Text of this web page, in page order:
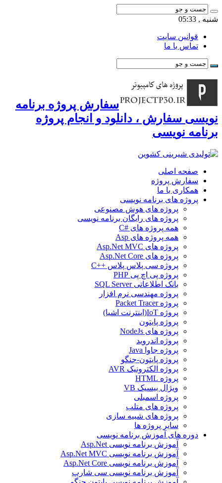
شنبه , 05:33
قوانین سایت
تماس با ما
سفارش پروژه برنامه
نویسی سفارش ، دانلود و انجام پروژه
برنامه نویسی
صفحه اصلی
سفارش پروژه
همکاری با ما
پروژه های برنامه نویسی
پروژه های هوش مصنوعی
پروژه های رایگان برنامه نویسی
همه پروژه های #C
همه پروژه های Asp
پروژه های Asp.Net MVC
پروژه های Asp.Net Core
پروژه سی پلاس پلاس ++C
پروژه پی اچ پی PHP
بانک اطلاعاتی SQL Server
پروژه مهندسی نرم افزار
پروژه Packet Tracer
پروژه IoT(اینترنت اشیا)
پروژه پایتون
پروژه های NodeJs
پروژه اندروید
پروژه جاوا Java
پروژه پایتون-جنگو
پروژه الکترونیک AVR
پروژه HTML
ویژال بیسیک VB
پروژه اسمبلی
پروژه های متلب
پروژه های شبیه سازی
سایر پروژه ها
دوره های آموزش برنامه نویسی
آموزش برنامه نویسی Asp.Net
آموزش برنامه نویسی Asp.Net MVC
آموزش برنامه نویسی Asp.Net Core
آموزش برنامه نویسی سی شارپ